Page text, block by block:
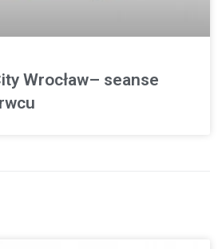
Wrocław– seanse